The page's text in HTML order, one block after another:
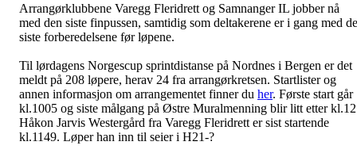
Arrangørklubbene Varegg Fleridrett og Samnanger IL jobber nå
med den siste finpussen, samtidig som deltakerene er i gang med de
siste forberedelsene før løpene.
Til lørdagens Norgescup sprintdistanse på Nordnes i Bergen er det
meldt på 208 løpere, herav 24 fra arrangørkretsen. Startlister og
annen informasjon om arrangementet finner du her. Første start går
kl.1005 og siste målgang på Østre Muralmenning blir litt etter
Håkon Jarvis Westergård fra Varegg Fleridrett er sist startende
kl.1149. Løper han inn til seier i H21-?